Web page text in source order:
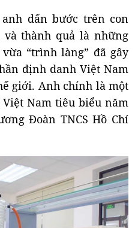
dấn bước trên con
thành quả là những
“trình làng” đã gây
định danh Việt Nam
giới. Anh chính là một
Nam tiêu biểu năm
Đoàn TNCS Hồ Chí